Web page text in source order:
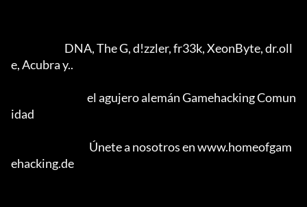
e, Acubra y..
idad
ehacking.de